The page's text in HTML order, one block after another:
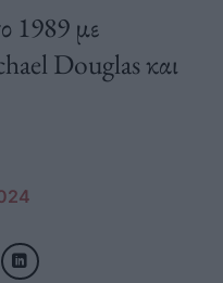
1989 με
Douglas και